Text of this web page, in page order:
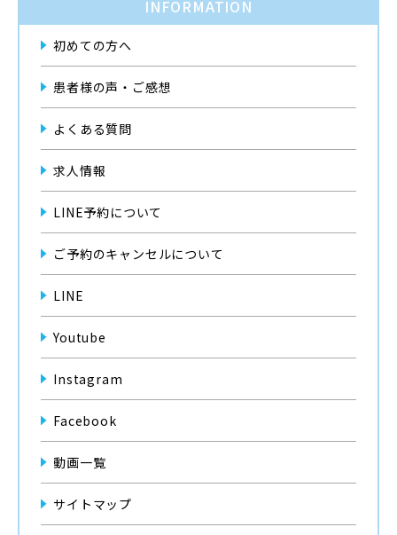
INFORMATION
初めての方へ
患者様の声・ご感想
よくある質問
求人情報
LINE予約について
ご予約のキャンセルについて
LINE
Youtube
Instagram
Facebook
動画一覧
サイトマップ